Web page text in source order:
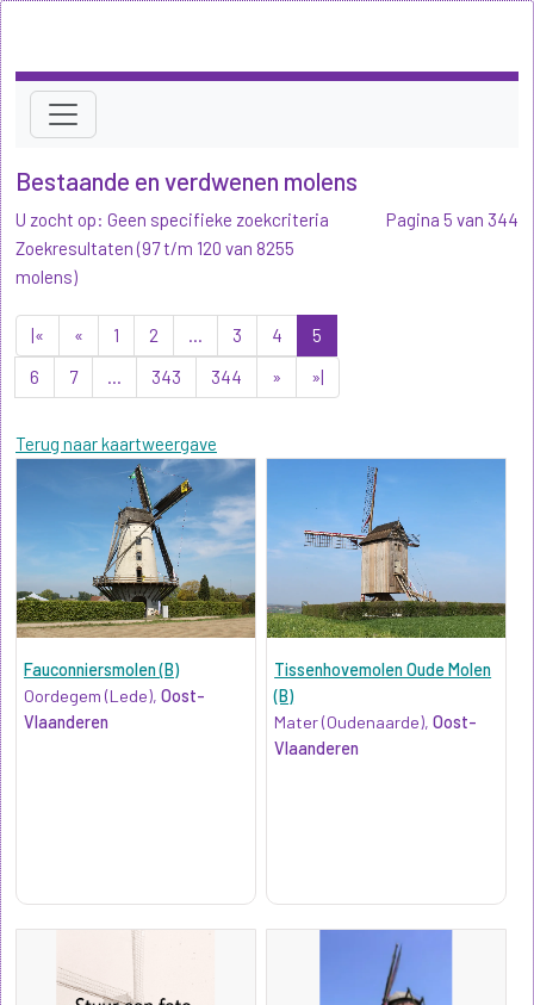
Bestaande en verdwenen molens
U zocht op: Geen specifieke zoekcriteria
Zoekresultaten (97 t/m 120 van 8255
molens)
|« « 1 2 ... 3 4
5
6
7 ... 343 344 » »|
Terug naar kaartweergave
Pagina 5 van 344
Fauconniersmolen (B)
Oordegem (Lede), Oost-
Vlaanderen
Tissenhovemolen Oude Molen
(B)
Mater (Oudenaarde),Oost-
Vlaanderen